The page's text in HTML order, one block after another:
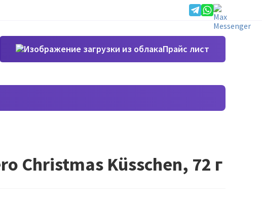
Прайс лист
Christmas Küsschen, 72 г